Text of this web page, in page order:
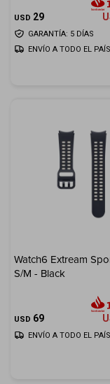
USD 29
GARANTÍA: 5 DÍAS
ENVÍO A TODO EL PAÍS
Watch6 Extream
S/M - Black
USD 69
ENVÍO A TODO EL PAÍS